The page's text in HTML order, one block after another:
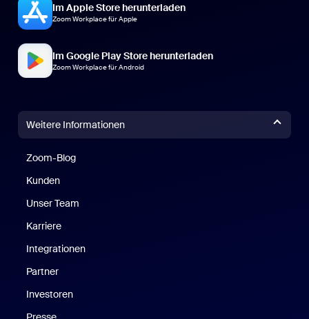
Im Apple Store herunterladen
Zoom Workplace für Apple
Im Google Play Store herunterladen
Zoom Workplace für Android
Weitere Informationen
Zoom-Blog
Kunden
Unser Team
Karriere
Integrationen
Partner
Investoren